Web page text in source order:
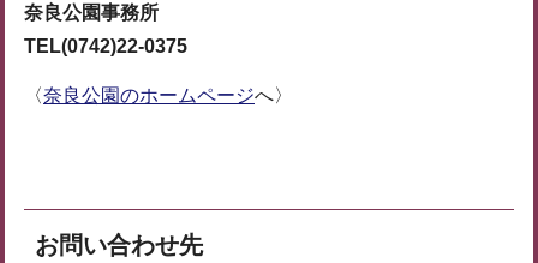
奈良公園事務所
TEL(0742)22-0375
〈奈良公園のホームページへ〉
お問い合わせ先